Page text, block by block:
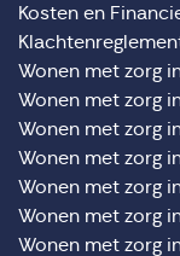
Kosten en
Wonen met zorg
Wonen met zorg
Wonen met zorg
Wonen met zorg
Wonen met zorg
Wonen met zorg
Wonen met zorg